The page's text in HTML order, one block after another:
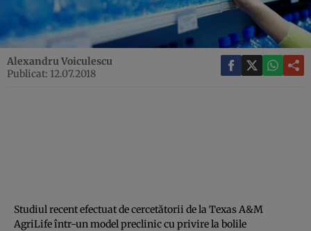
Alexandru Voiculescu
Publicat: 12.07.2018
Studiul recent efectuat de cercetătorii de la Texas A&M
AgriLife într-un model preclinic cu privire la bolile